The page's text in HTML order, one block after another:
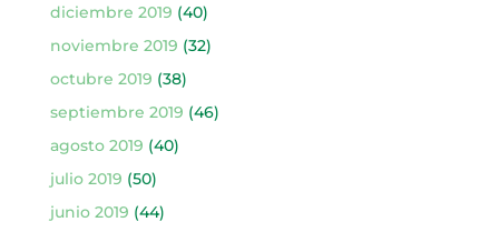
diciembre 2019 (40)
noviembre 2019 (32)
octubre 2019 (38)
septiembre 2019 (46)
agosto 2019 (40)
julio 2019 (50)
junio 2019 (44)